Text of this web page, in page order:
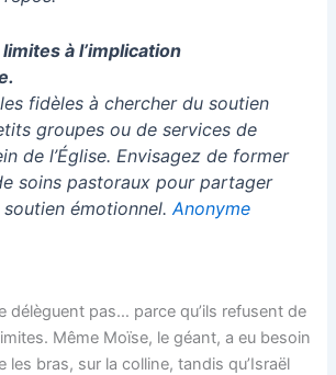
à l’implication
fidèles à chercher du soutien
groupes ou de services de
de l’Église. Envisagez de former
soins pastoraux pour partager
soutien émotionnel.Anonyme
délèguent pas… parce qu’ils refusent de
Même Moïse, le géant, a eu besoin
les bras, sur la colline, tandis qu’Israël